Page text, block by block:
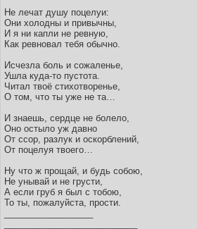
Не лечат душу поцелуи:
Они холодны и привычны,
И я ни капли не ревную,
Как ревновал тебя обычно.
Исчезла боль и сожаленье,
Ушла куда-то пустота.
Читал твоё стихотворенье,
О том, что ты уже не та…
И знаешь, сердце не болело,
Оно остыло уж давно
От ссор, разлук и оскорблений,
От поцелуя твоего…
Ну что ж прощай, и будь собою,
Не унывай и не грусти,
А если груб я был с тобою,
То ты, пожалуйста, прости.